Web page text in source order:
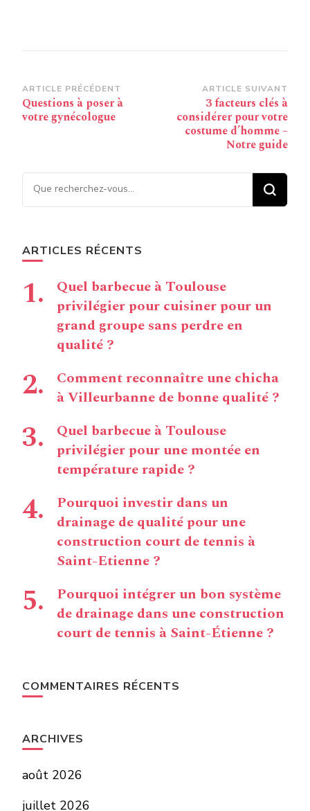
Navigation
d’article
ARTICLE PRÉCÉDENT
Questions à poser à
votre gynécologue
ARTICLE SUIVANT
3 facteurs clés à
considérer pour votre
costume d’homme –
Notre guide
Vous recherchiez quelque
chose ?
ARTICLES RÉCENTS
Quel barbecue à Toulouse
privilégier pour cuisiner pour un
grand groupe sans perdre en
qualité ?
Comment reconnaître une chicha
à Villeurbanne de bonne qualité ?
Quel barbecue à Toulouse
privilégier pour une montée en
température rapide ?
Pourquoi investir dans un
drainage de qualité pour une
construction court de tennis à
Saint-Etienne ?
Pourquoi intégrer un bon système
de drainage dans une construction
court de tennis à Saint-Étienne ?
COMMENTAIRES RÉCENTS
ARCHIVES
août 2026
juillet 2026